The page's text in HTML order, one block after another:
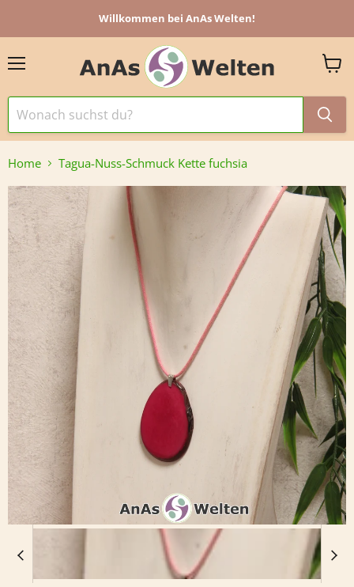
Willkommen bei AnAs Welten!
Home Tagua-Nuss-Schmuck Kette fuchsia